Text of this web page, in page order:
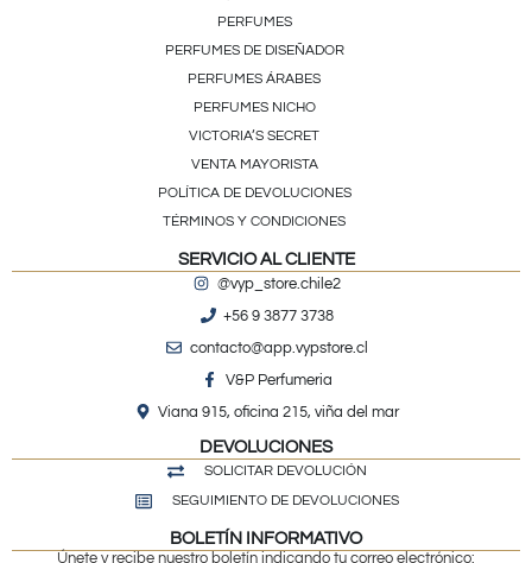
PERFUMES
PERFUMES DE DISEÑADOR
PERFUMES ÁRABES
PERFUMES NICHO
VICTORIA’S SECRET
VENTA MAYORISTA
POLÍTICA DE DEVOLUCIONES
TÉRMINOS Y CONDICIONES
SERVICIO AL CLIENTE
@vyp_store.chile2
+56 9 3877 3738
contacto@app.vypstore.cl
V&P Perfumeria
Viana 915, oficina 215, viña del mar
DEVOLUCIONES
SOLICITAR DEVOLUCIÓN
SEGUIMIENTO DE DEVOLUCIONES
BOLETÍN INFORMATIVO
Únete y recibe nuestro boletín indicando tu correo electrónico: